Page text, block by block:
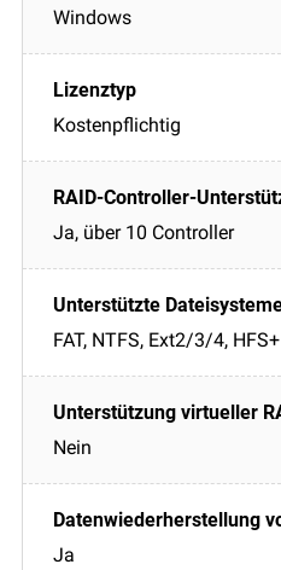
Windows
Kostenpflichtig
Ja, über 10 Controller
FAT, NTFS, Ext2/3/4, HFS+
Nein
Ja